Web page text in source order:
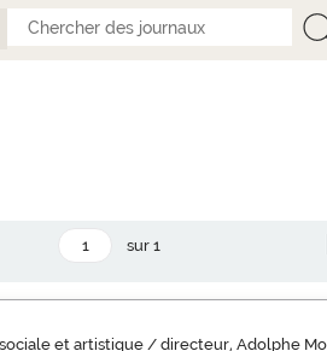
sur 1
et artistique / directeur, Adolphe